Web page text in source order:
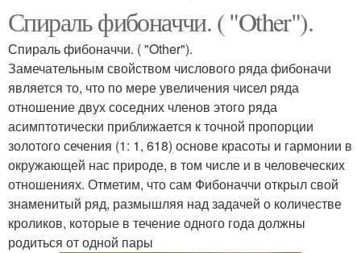
Спираль фибоначчи. ( "Other").
Спираль фибоначчи. ( "Other").
Замечательным свойством числового ряда фибоначи
является то, что по мере увеличения чисел ряда
отношение двух соседних членов этого ряда
асимптотически приближается к точной пропорции
золотого сечения (1: 1, 618) основе красоты и гармонии в
окружающей нас природе, в том числе и в человеческих
отношениях. Отметим, что сам Фибоначчи открыл свой
знаменитый ряд, размышляя над задачей о количестве
кроликов, которые в течение одного года должны
родиться от одной пары